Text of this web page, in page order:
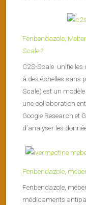
Fenbendazole,
Scale ?
C2S-Scale unifie les
à des échelles sans
Scale) est un
une collaboration
Google Research et
d’analyser les
Fenbendazole,
Fenbendazole,
médicaments